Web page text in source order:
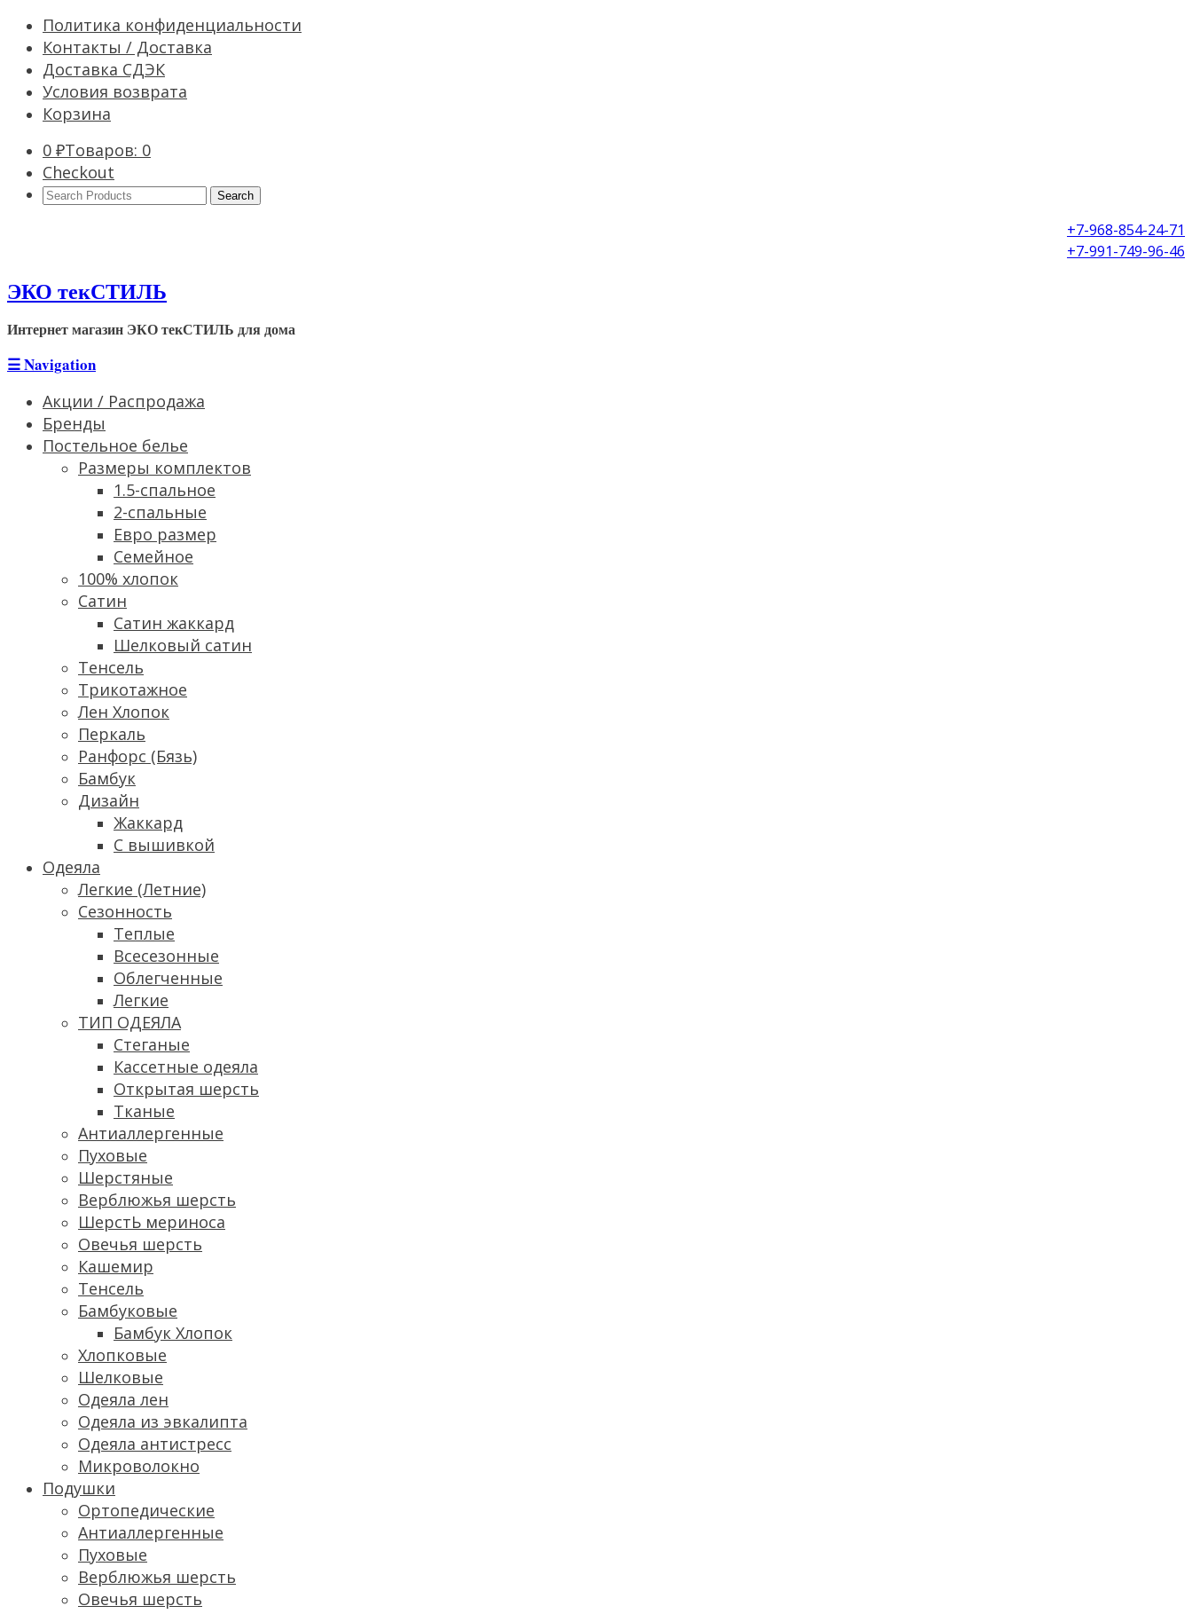
Политика конфиденциальности
Контакты / Доставка
Доставка СДЭК
Условия возврата
Корзина
0 ₽Товаров: 0
Checkout
Search
+7-968-854-24-71
+7-991-749-96-46
ЭКО текСТИЛЬ
Интернет магазин ЭКО текСТИЛЬ для дома
☰Navigation
Акции / Распродажа
Бренды
Постельное белье
Размеры комплектов
1.5-спальное
2-спальные
Евро размер
Семейное
100% хлопок
Сатин
Cатин жаккард
Шелковый сатин
Тенсель
Трикотажное
Лен Хлопок
Перкаль
Ранфорс (Бязь)
Бамбук
Дизайн
Жаккард
С вышивкой
Одеяла
Легкие (Летние)
Сезонность
Теплые
Всесезонные
Облегченные
Легкие
ТИП ОДЕЯЛА
Стеганые
Кассетные одеяла
Открытая шерсть
Тканые
Антиаллергенные
Пуховые
Шерстяные
Верблюжья шерсть
ШерстЬ мериноса
Овечья шерсть
Кашемир
Тенсель
Бамбуковые
Бамбук Хлопок
Хлопковые
Шелковые
Одеяла лен
Одеяла из эвкалипта
Одеяла антистресс
Микроволокно
Подушки
Ортопедические
Антиаллергенные
Пуховые
Верблюжья шерсть
Овечья шерсть